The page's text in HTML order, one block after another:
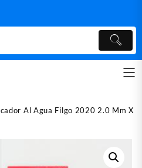
Al Agua Filgo 2020 2.0 Mm X